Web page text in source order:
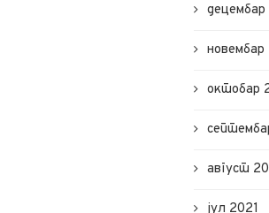
децембар
новембар
октобар
август
јул 2021